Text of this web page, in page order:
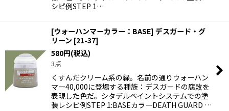
シピ例STEP 1…
[ウォーハンマーカラー：BASE] デスガード・グ
リーン [21-37]
580円(税込)
3点
くすんだクリーム系の緑。名前の通りウォーハン
マー40,000に登場する種族：デスガードの腐敗を
表現した色だ。シタデルペイントシステムでの塗
装レシピ例STEP 1:BASEカラーDEATH GUARD …